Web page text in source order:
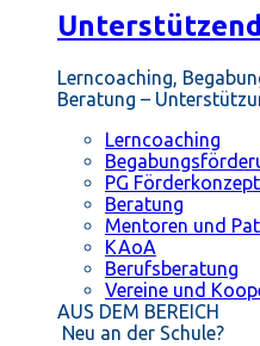
Lerncoaching,
Beratung –
Lerncoaching
PG Förderkonzept
Beratung
Mentoren und
KAoA
Berufsberatung
Vereine und
AUS DEM BEREICH
Neu an der Schule?